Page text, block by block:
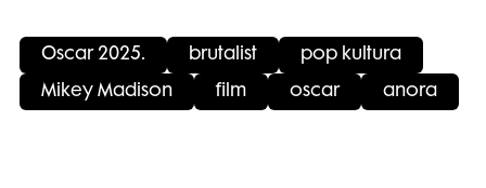
Oscar 2025. brutalist pop kultura
Mikey Madison film oscar anora